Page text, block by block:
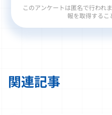
このアンケートは匿名で行われ
報を取得するこ
関連記事